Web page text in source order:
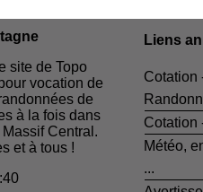
site de Topo
vocation de
de
à la fois dans
Central.
et à tous !
Liens
Cotation
Cotation
Météo,
...